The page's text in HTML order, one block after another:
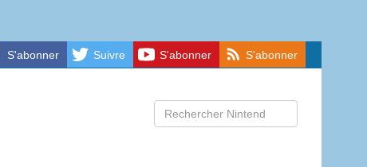
S'abonner Suivre S'abonner S'abonner